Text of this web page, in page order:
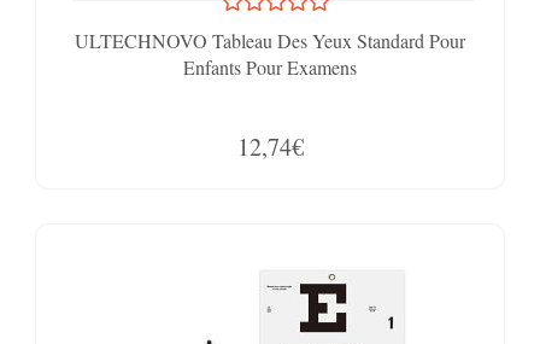
ULTECHNOVO Tableau Des Yeux Standard Pour
Enfants Pour Examens
12,74€